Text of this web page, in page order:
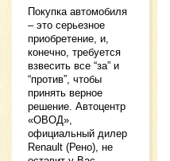
Покупка автомобиля
– это серьезное
приобретение, и,
конечно, требуется
взвесить все “за” и
“против”, чтобы
принять верное
решение. Автоцентр
«ОВОД»,
официальный дилер
Renault (Рено), не